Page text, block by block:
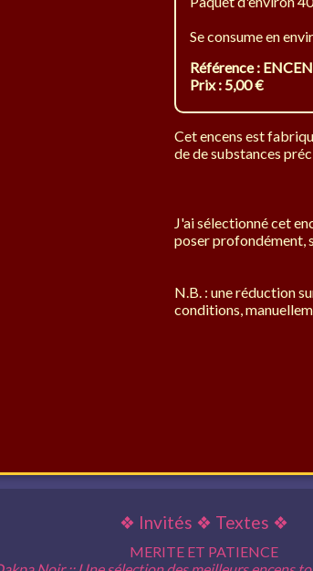
Se consume en
Référence :
Prix : 5,00 €
Cet encens est
de de substances
J'ai sélectionné cet
poser profondément,
N.B. : une réduction
conditions,
❖ Invités ❖ Textes ❖
MERITE ET PATIENCE